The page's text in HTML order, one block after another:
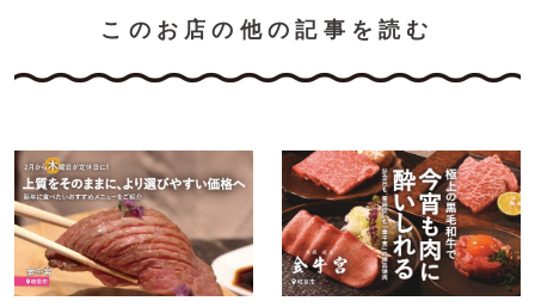
このお店の他の記事を読む